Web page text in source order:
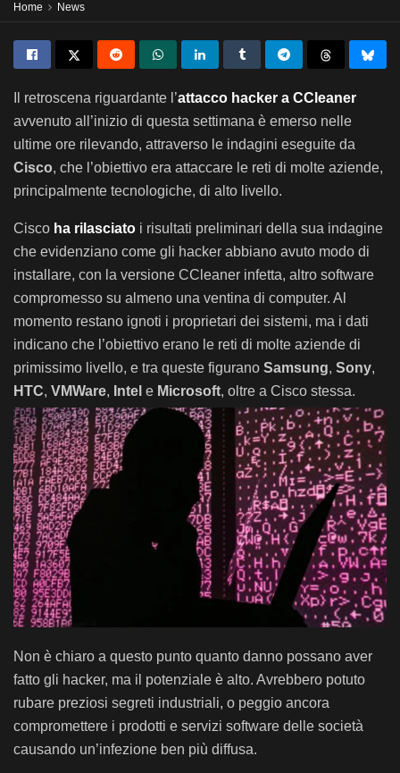
Home News
Il retroscena riguardante l’attacco hacker a CCleaner
avvenuto all’inizio di questa settimana è emerso nelle
ultime ore rilevando, attraverso le indagini eseguite da
Cisco, che l’obiettivo era attaccare le reti di molte aziende,
principalmente tecnologiche, di alto livello.
Cisco ha rilasciato i risultati preliminari della sua indagine
che evidenziano come gli hacker abbiano avuto modo di
installare, con la versione CCleaner infetta, altro software
compromesso su almeno una ventina di computer. Al
momento restano ignoti i proprietari dei sistemi, ma i dati
indicano che l’obiettivo erano le reti di molte aziende di
primissimo livello, e tra queste figurano Samsung, Sony,
HTC, VMWare, Intel e Microsoft, oltre a Cisco stessa.
Non è chiaro a questo punto quanto danno possano aver
fatto gli hacker, ma il potenziale è alto. Avrebbero potuto
rubare preziosi segreti industriali, o peggio ancora
compromettere i prodotti e servizi software delle società
causando un’infezione ben più diffusa.